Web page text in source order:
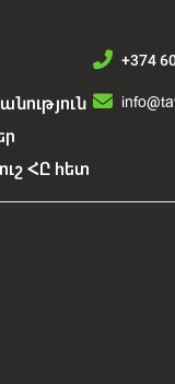
ՀԸ հետ
+374